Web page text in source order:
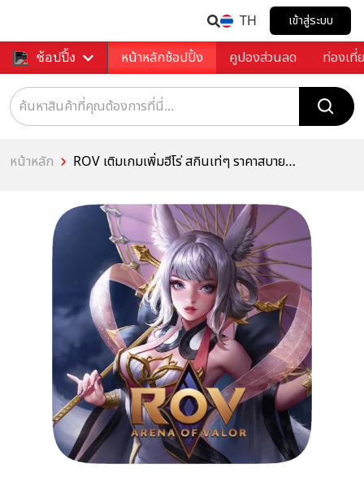
TH เข้าสู่ระบบ
ช้อปปิ้ง หน้าหลักช้อปปิ้ง คูปองส่วนลด ท่องเที่
หน้าหลัก
ROV เติมเกมเพิ่มฮีโร่ สกินเท่ๆ ราคาสบาย